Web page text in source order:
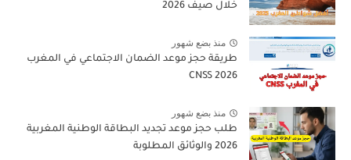
خلال صيف 2026
منذ بضع شهور
طريقة حجز موعد الضمان الاجتماعي في المغرب
CNSS 2026
منذ بضع شهور
طلب حجز موعد تجديد البطاقة الوطنية المغربية
2026 والوثائق المطلوبة